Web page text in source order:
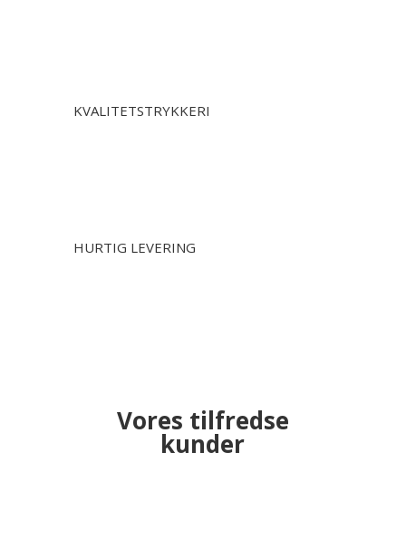
KVALITETSTRYKKERI
HURTIG LEVERING
Vores tilfredse
kunder